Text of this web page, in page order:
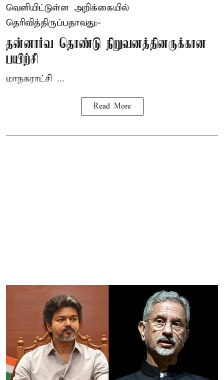
வெளியிட்டுள்ள அறிக்கையில்
தெரிவித்திருப்பதாவது:-
தன்னார்வ தொண்டு நிறுவனத்தினருக்கான
பயிற்சி
மாநகராட்சி ...
Read More